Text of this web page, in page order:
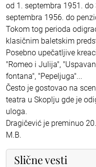
od 1. septembra 1951.
septembra 1956. do
Tokom tog perioda
klasičnim baletskim
Posebno upečatljive
"Romeo i Julija",
fontana", "Pepeljuga"...
Često je gostovao na
teatra u Skoplju gde je
uloga.
Dragičević je preminuo
M.B.
Slične vesti